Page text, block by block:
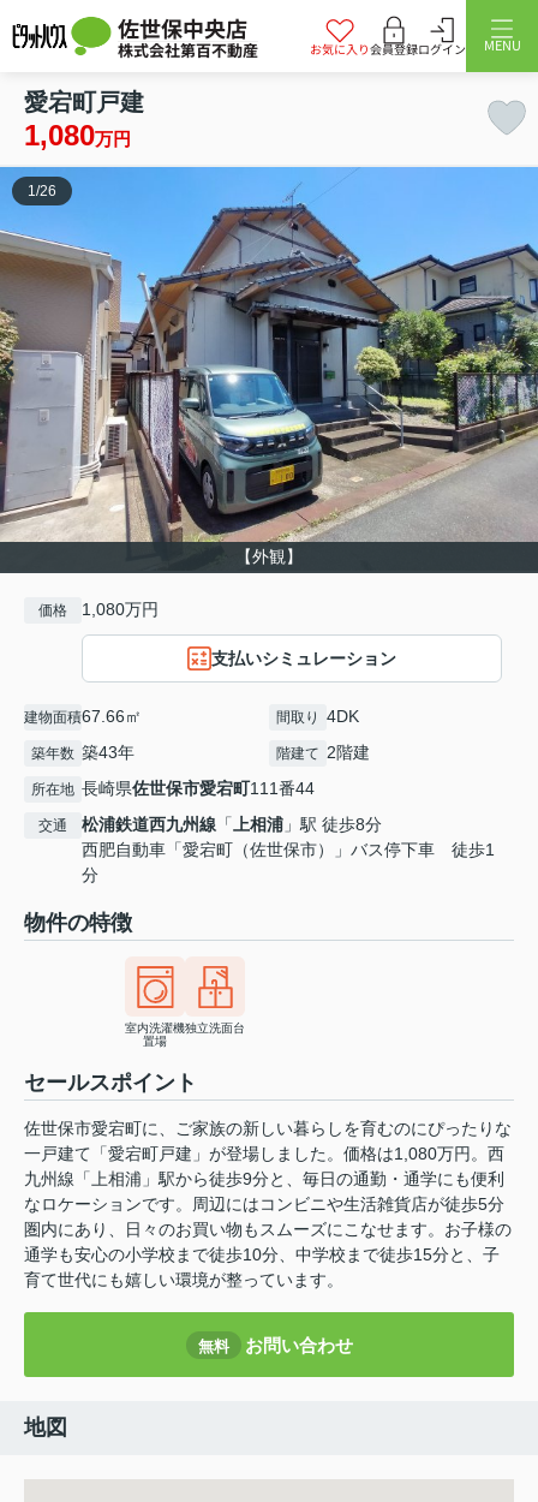
佐世保中央店
株式会社第百不動産 お気に入り会員登録ログイン MENU
愛宕町戸建
1,080万円
【外観】
1 /26
価格 1,080万円
支払いシミュレーション
建物面積67.66㎡ 間取り 4DK
築年数 築43年 階建て 2階建
所在地 長崎県佐世保市愛宕町111番44
交通 松浦鉄道西九州線 「 上相浦 」駅 徒歩8分
西肥自動車「愛宕町（佐世保市）」バス停下車 徒歩1
分
物件の特徴
室内洗濯機
置場
独立洗面台
セールスポイント
佐世保市愛宕町に、ご家族の新しい暮らしを育むのにぴったりな
一戸建て「愛宕町戸建」が登場しました。価格は1,080万円。西
九州線「上相浦」駅から徒歩9分と、毎日の通勤・通学にも便利
なロケーションです。周辺にはコンビニや生活雑貨店が徒歩5分
圏内にあり、日々のお買い物もスムーズにこなせます。お子様の
通学も安心の小学校まで徒歩10分、中学校まで徒歩15分と、子
育て世代にも嬉しい環境が整っています。
無料 お問い合わせ
地図